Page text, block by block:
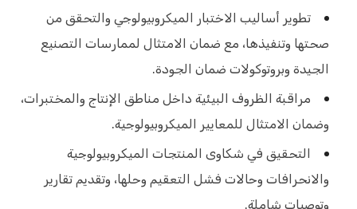
تطوير أساليب الاختبار الميكروبيولوجي والتحقق من
صحتها وتنفيذها، مع ضمان الامتثال لممارسات التصنيع
الجيدة وبروتوكولات ضمان الجودة.
مراقبة الظروف البيئية داخل مناطق الإنتاج والمختبرات،
وضمان الامتثال للمعايير الميكروبيولوجية.
التحقيق في شكاوى المنتجات الميكروبيولوجية
والانحرافات وحالات فشل التعقيم وحلها، وتقديم تقارير
وتوصيات شاملة.